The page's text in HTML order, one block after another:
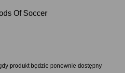
Of Soccer
produkt będzie ponownie dostępny